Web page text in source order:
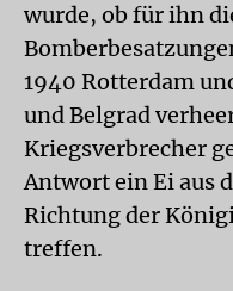
wurde, ob für ihn
1940 Rotterdam
und Belgrad
Kriegsverbrecher
Antwort ein Ei aus
Richtung der
treffen.